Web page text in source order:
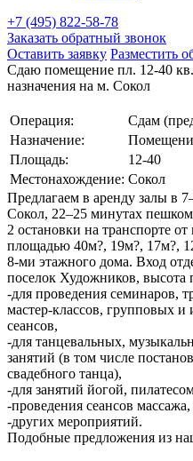
+7 (495) 822-58-78
Заказать обратный звонок
Оставить заявку Разместить
Сдаю помещение пл. 12-40
назначения на м. Сокол
Операция:
Сдам
Назначение:
Площадь:
12-40
Местонахождение: Сокол
Предлагаем в аренду залы в
Сокол, 22–25 минутах
2 остановки на транспорте
площадью 40м?, 19м?, 17м?,
8-ми этажного дома. Вход
поселок Художников, высота
-для проведения семинаров,
мастер-классов, групповых
сеансов,
-для танцевальных,
занятий (в том числе
свадебного танца),
-для занятий йогой,
-проведения сеансов
-других мероприятий.
Подобные предложения из